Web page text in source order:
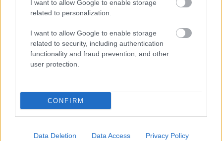
I want to allow Google to enable storage
related to personalization.
I want to allow Google to enable storage
related to security, including authentication
functionality and fraud prevention, and other
user protection.
CONFIRM
Data Deletion Data Access Privacy Policy
Megoldások és kísérletek drónok ellen
Jolly Vihar 26-1 + Adriatic AAR